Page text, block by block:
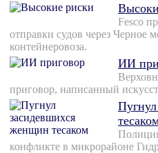
Fesco
отправки судов через Черное
контейнеровоза.
ИИ
приговор, написанный
конфликте в микрорайоне